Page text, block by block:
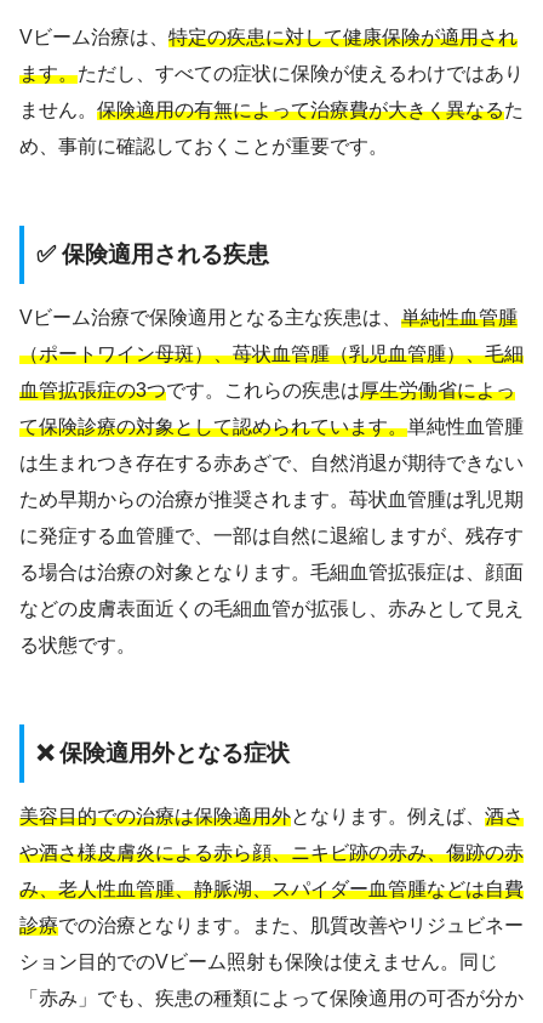
Vビーム治療は、 特定の疾患に対して健康保険が適用され
ます。ただし、すべての症状に保険が使えるわけではあり
ません。 保険適用の有無によって治療費が大きく異なるた
め、事前に確認しておくことが重要です。
✅ 保険適用される疾患
Vビーム治療で保険適用となる主な疾患は、 単純性血管腫
（ポートワイン母斑）、苺状血管腫（乳児血管腫）、毛細
血管拡張症の3つです。これらの疾患は厚生労働省によっ
て保険診療の対象として認められています。単純性血管腫
は生まれつき存在する赤あざで、自然消退が期待できない
ため早期からの治療が推奨されます。苺状血管腫は乳児期
に発症する血管腫で、一部は自然に退縮しますが、残存す
る場合は治療の対象となります。毛細血管拡張症は、顔面
などの皮膚表面近くの毛細血管が拡張し、赤みとして見え
る状態です。
❌ 保険適用外となる症状
美容目的での治療は保険適用外となります。例えば、 酒さ
や酒さ様皮膚炎による赤ら顔、ニキビ跡の赤み、傷跡の赤
み、老人性血管腫、静脈湖、スパイダー血管腫などは自費
診療での治療となります。また、肌質改善やリジュビネー
ション目的でのVビーム照射も保険は使えません。同じ
「赤み」でも、疾患の種類によって保険適用の可否が分か